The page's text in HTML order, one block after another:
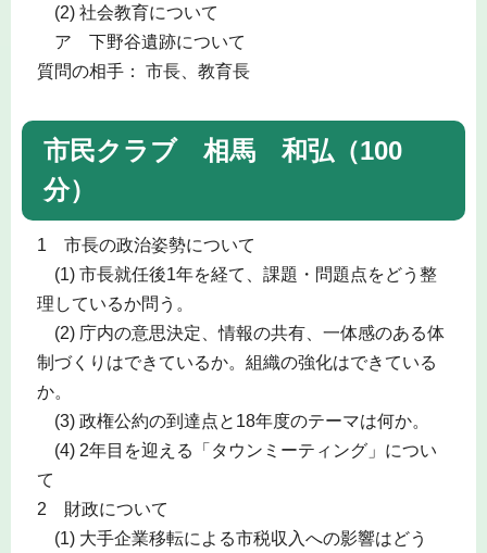
(2) 社会教育について
ア 下野谷遺跡について
質問の相手： 市長、教育長
市民クラブ 相馬 和弘（100
分）
1 市長の政治姿勢について
(1) 市長就任後1年を経て、課題・問題点をどう整
理しているか問う。
(2) 庁内の意思決定、情報の共有、一体感のある体
制づくりはできているか。組織の強化はできている
か。
(3) 政権公約の到達点と18年度のテーマは何か。
(4) 2年目を迎える「タウンミーティング」につい
て
2 財政について
(1) 大手企業移転による市税収入への影響はどう